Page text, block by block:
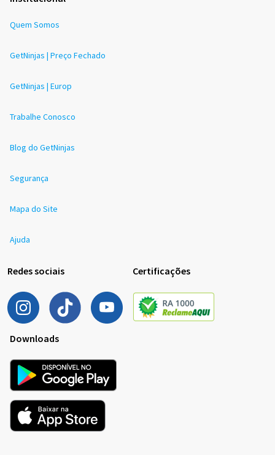
Quem Somos
GetNinjas | Preço Fechado
GetNinjas | Europ
Trabalhe Conosco
Blog do GetNinjas
Segurança
Mapa do Site
Ajuda
Redes sociais Certificações
Downloads